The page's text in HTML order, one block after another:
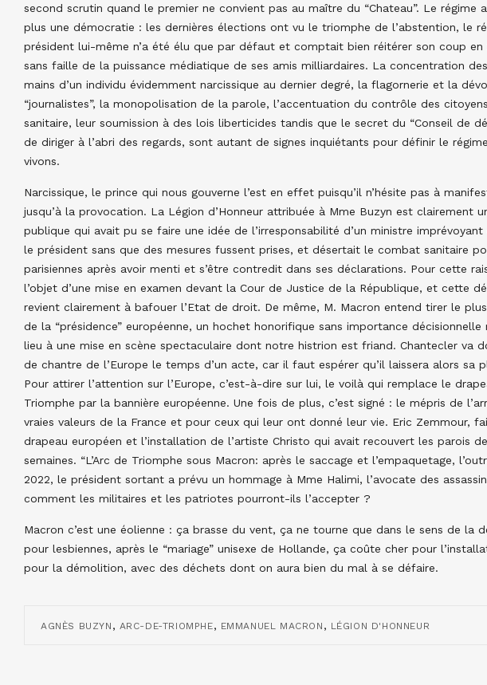
second scrutin quand le premier ne convient pas au maître du “Chateau”. Le régime
plus une démocratie : les dernières élections ont vu le triomphe de l’abstention, le
président lui-même n’a été élu que par défaut et comptait bien réitérer son coup en
sans faille de la puissance médiatique de ses amis milliardaires. La concentration
mains d’un individu évidemment narcissique au dernier degré, la flagornerie et la
“journalistes”, la monopolisation de la parole, l’accentuation du contrôle des
sanitaire, leur soumission à des lois liberticides tandis que le secret du “Conseil de
de diriger à l’abri des regards, sont autant de signes inquiétants pour définir le
vivons.
Narcissique, le prince qui nous gouverne l’est en effet puisqu’il n’hésite pas à
jusqu’à la provocation. La Légion d’Honneur attribuée à Mme Buzyn est clairement
publique qui avait pu se faire une idée de l’irresponsabilité d’un ministre
le président sans que des mesures fussent prises, et désertait le combat sanitaire
parisiennes après avoir menti et s’être contredit dans ses déclarations. Pour cette
l’objet d’une mise en examen devant la Cour de Justice de la République, et cette
revient clairement à bafouer l’Etat de droit. De même, M. Macron entend tirer le
de la “présidence” européenne, un hochet honorifique sans importance
lieu à une mise en scène spectaculaire dont notre histrion est friand. Chantecler va
de chantre de l’Europe le temps d’un acte, car il faut espérer qu’il laissera alors sa
Pour attirer l’attention sur l’Europe, c’est-à-dire sur lui, le voilà qui remplace le
Triomphe par la bannière européenne. Une fois de plus, c’est signé : le mépris de
vraies valeurs de la France et pour ceux qui leur ont donné leur vie. Eric Zemmour,
drapeau européen et l’installation de l’artiste Christo qui avait recouvert les parois
semaines. “L’Arc de Triomphe sous Macron: après le saccage et l’empaquetage,
2022, le président sortant a prévu un hommage à Mme Halimi, l’avocate des
comment les militaires et les patriotes pourront-ils l’accepter ?
Macron c’est une éolienne : ça brasse du vent, ça ne tourne que dans le sens de la
pour lesbiennes, après le “mariage” unisexe de Hollande, ça coûte cher pour
pour la démolition, avec des déchets dont on aura bien du mal à se défaire.
AGNÈS BUZYN , ARC-DE-TRIOMPHE, EMMANUEL MACRON , LÉGION D'HONNEUR